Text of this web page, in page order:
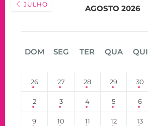
JULHO AGOSTO 2026
DOM SEG TER QUA QUI
26 27 28 29 30
2 3 4 5 6
9 10 11 12 13